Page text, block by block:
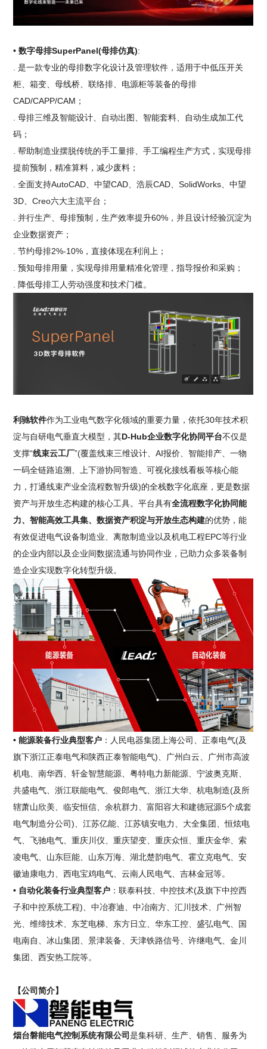
• 数字母排SuperPanel(母排仿真):
. 是一款专业的母排数字化设计及管理软件，适用于中低压开关
柜、箱变、母线桥、联络排、电源柜等装备的母排
CAD/CAPP/CAM；
. 母排三维及智能设计、自动出图、智能套料、自动生成加工代
码；
. 帮助制造业摆脱传统的手工量排、手工编程生产方式，实现母排
提前预制，精准算料，减少废料；
. 全面支持AutoCAD、中望CAD、浩辰CAD、SolidWorks、中望
3D、Creo六大主流平台；
. 并行生产、母排预制，生产效率提升60%，并且设计经验沉淀为
企业数据资产；
. 节约母排2%-10%，直接体现在利润上；
. 预知母排用量，实现母排用量精准化管理，指导报价和采购；
. 降低母排工人劳动强度和技术门槛。
利驰软件作为工业电气数字化领域的重要力量，依托30年技术积
淀与自研电气垂直大模型，其D-Hub企业数字化协同平台不仅是
支撑“线束云工厂”(覆盖线束三维设计、AI报价、智能排产、一物
一码全链路追溯、上下游协同智造、可视化接线看板等核心能
力，打通线束产业全流程数智升级)的全栈数字化底座，更是数据
资产与开放生态构建的核心工具。平台具有全流程数字化协同能
力、智能高效工具集、数据资产积淀与开放生态构建的优势，能
有效促进电气设备制造业、离散制造业以及机电工程EPC等行业
的企业内部以及企业间数据流通与协同作业，已助力众多装备制
造企业实现数字化转型升级。
• 能源装备行业典型客户 ：人民电器集团上海公司、正泰电气(及
旗下浙江正泰电气和陕西正泰智能电气)、广州白云、广州市高波
机电、南华西、轩金智慧能源、粤特电力新能源、宁波奥克斯、
共盛电气、浙江联能电气、俊郎电气、浙江大华、杭电制造(及所
辖萧山欣美、临安恒信、余杭群力、富阳容大和建德冠源5个成套
电气制造分公司)、江苏亿能、江苏镇安电力、大全集团、恒炫电
气、飞驰电气、重庆川仪、重庆望变、重庆众恒、重庆金华、索
凌电气、山东巨能、山东万海、湖北楚韵电气、霍立克电气、安
徽迪康电力、西电宝鸡电气、云南人民电气、吉林金冠等。
• 自动化装备行业典型客户 ：联泰科技、中控技术(及旗下中控西
子和中控系统工程)、中冶赛迪、中冶南方、汇川技术、广州智
光、维缔技术、东芝电梯、东方日立、华东工控、盛弘电气、国
电南自、冰山集团、景津装备、天津铁路信号、许继电气、金川
集团、西安热工院等。
【公司简介】
烟台磐能电气控制系统有限公司是集科研、生产、销售、服务为